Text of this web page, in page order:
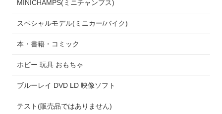
MINICHAMPS(ミニチャンプス)
スペシャルモデル(ミニカー/バイク)
本・書籍・コミック
ホビー 玩具 おもちゃ
ブルーレイ DVD LD 映像ソフト
テスト(販売品ではありません)